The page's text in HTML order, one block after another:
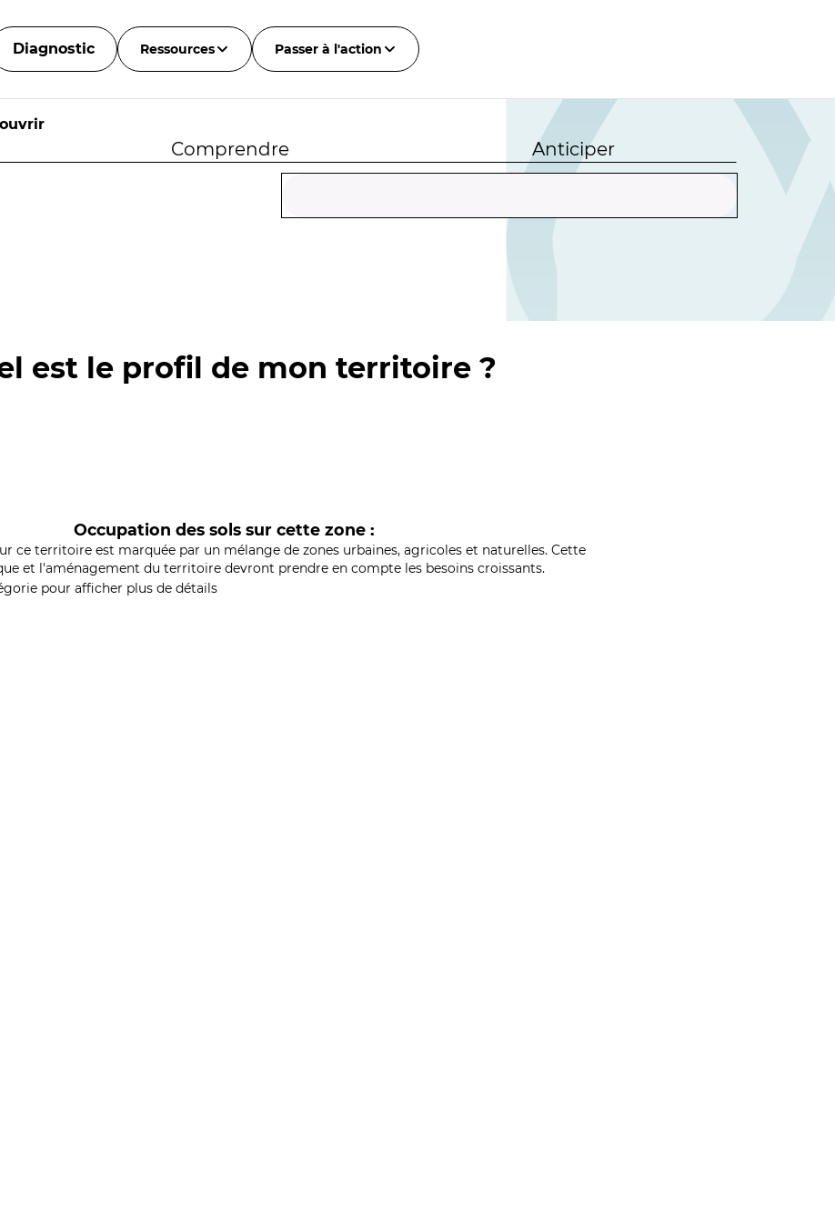
Diagnostic Ressources Passer à l'action
Comprendre Anticiper
est le profil de mon territoire ?
Occupation des sols sur cette zone :
ce territoire est marquée par un mélange de zones urbaines, agricoles et naturelles. Cette
et l'aménagement du territoire devront prendre en compte les besoins croissants.
pour afficher plus de détails